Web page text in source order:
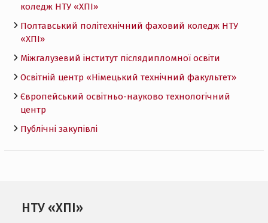
коледж НТУ «ХПI»
Полтавський політехнічний фаховий коледж НТУ
«ХПI»
Міжгалузевий інститут післядипломної освіти
Освітній центр «Німецький технічний факультет»
Європейський освітньо-науково технологічний
центр
Публічні закупівлі
НТУ «ХПІ»